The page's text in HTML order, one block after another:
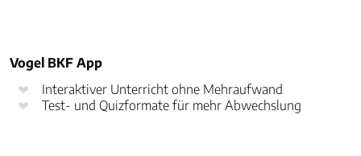
Vogel BKF App
Interaktiver Unterricht ohne Mehraufwand
Test- und Quizformate für mehr Abwechslung